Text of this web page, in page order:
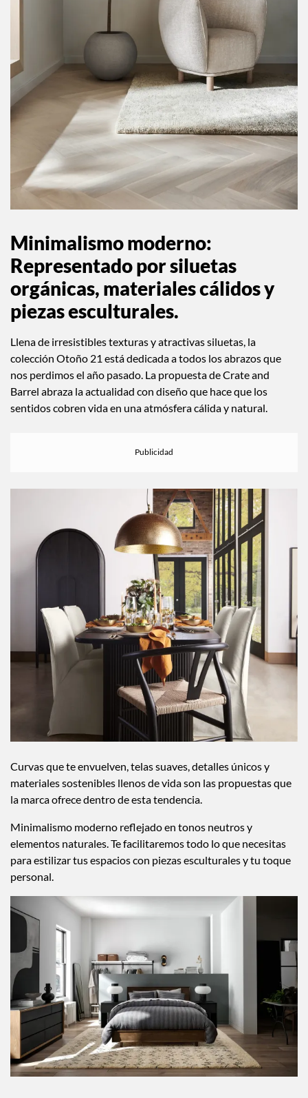
Minimalismo moderno:
Representado por siluetas
orgánicas, materiales cálidos y
piezas esculturales.
Llena de irresistibles texturas y atractivas siluetas, la
colección Otoño 21 está dedicada a todos los abrazos que
nos perdimos el año pasado. La propuesta de Crate and
Barrel abraza la actualidad con diseño que hace que los
sentidos cobren vida en una atmósfera cálida y natural.
Curvas que te envuelven, telas suaves, detalles únicos y
materiales sostenibles llenos de vida son las propuestas que
la marca ofrece dentro de esta tendencia.
Minimalismo moderno reflejado en tonos neutros y
elementos naturales. Te facilitaremos todo lo que necesitas
para estilizar tus espacios con piezas esculturales y tu toque
personal.